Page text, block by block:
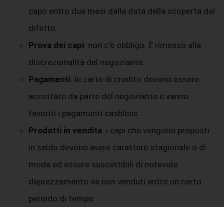
capo entro due mesi dalla data della scoperta del
difetto.
Prova dei capi: non c’è obbligo. È rimesso alla
discrezionalità del negoziante.
Pagamenti: le carte di credito devono essere
accettate da parte del negoziante e vanno
favoriti i pagamenti cashless.
Prodotti in vendita: i capi che vengono proposti
in saldo devono avere carattere stagionale o di
moda ed essere suscettibili di notevole
deprezzamento se non venduti entro un certo
periodo di tempo.